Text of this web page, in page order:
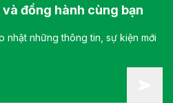
đồng hành cùng bạn
nhật những thông tin, sự kiện mới